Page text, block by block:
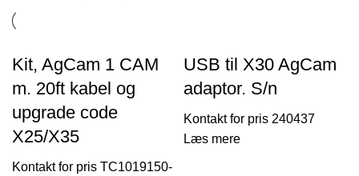
Kit, AgCam 1 CAM
m. 20ft kabel og
upgrade code
X25/X35
TC1019150-
USB til X30 AgCam
adaptor. S/n
240437
Læs mere